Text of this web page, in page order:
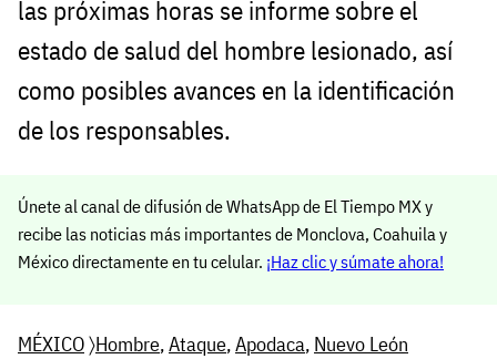
las próximas horas se informe sobre el
estado de salud del hombre lesionado, así
como posibles avances en la identificación
de los responsables.
Únete al canal de difusión de WhatsApp de El Tiempo MX y
recibe las noticias más importantes de Monclova, Coahuila y
México directamente en tu celular. ¡Haz clic y súmate ahora!
MÉXICO〉Hombre,Ataque,Apodaca, Nuevo León